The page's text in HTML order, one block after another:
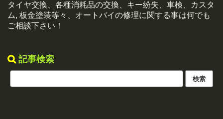
タイヤ交換、各種消耗品の交換、キー紛失、車検、カスタ
ム, 板金塗装等々、オートバイの修理に関する事は何でも
ご相談下さい！
記事検索